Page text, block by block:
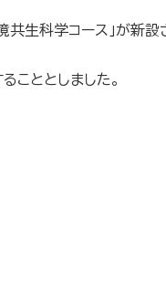
共生科学コース」が新
ととしました。